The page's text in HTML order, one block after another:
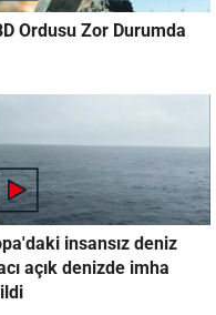
Ordusu Zor Durumda
insansız deniz
açık denizde imha